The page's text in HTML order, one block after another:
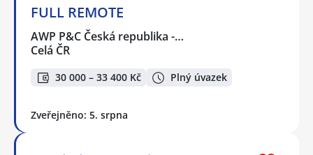
FULL REMOTE
AWP P&C Česká republika -…
Celá ČR
30 000 – 33 400 Kč Plný úvazek
Zveřejněno: 5. srpna